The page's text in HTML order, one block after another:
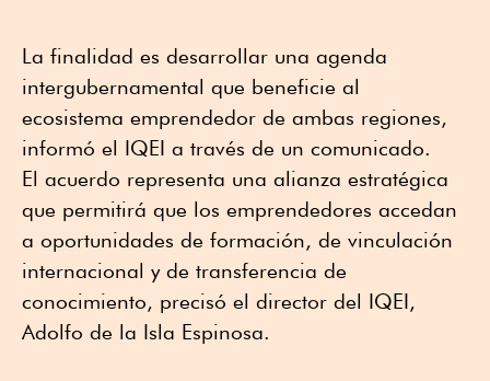
La finalidad es desarrollar una agenda
intergubernamental que beneficie al
ecosistema emprendedor de ambas regiones,
informó el IQEI a través de un comunicado.
El acuerdo representa una alianza estratégica
que permitirá que los emprendedores accedan
a oportunidades de formación, de vinculación
internacional y de transferencia de
conocimiento, precisó el director del IQEI,
Adolfo de la Isla Espinosa.